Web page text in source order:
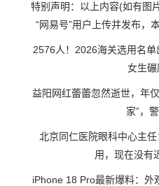
特别声明：以上内容(如有图
“网易号”用户上传并发布，
2576人！2026海关选用名单
女生碾
益阳网红蕾蕾忽然逝世，年仅
家”，
北京同仁医院眼科中心主任
用，现在没有
iPhone 18 Pro最新爆料：外